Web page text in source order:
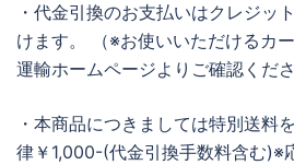
・代金引換のお支払いはクレジッ
けます。 （※お使いいただけるカ
運輸ホームページよりご確認くださ
・本商品につきましては特別送料
律￥1,000-(代金引換手数料含む)※